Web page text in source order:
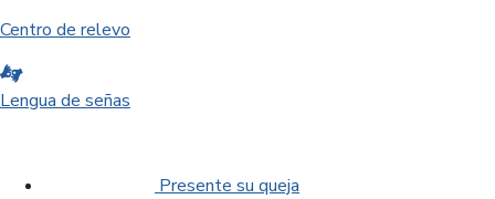
Centro de relevo
Lengua de señas
Presente su queja